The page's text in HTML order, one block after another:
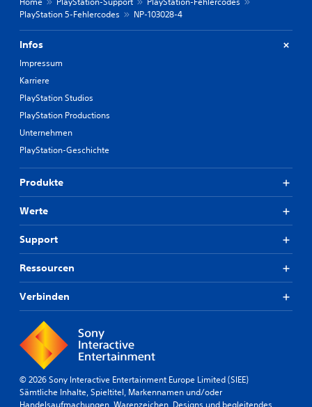
PlayStation 5-Fehlercodes
NP-103028-4
Infos
Impressum
Karriere
PlayStation Studios
PlayStation Productions
Unternehmen
PlayStation-Geschichte
Produkte
Werte
Support
Ressourcen
Verbinden
© 2026 Sony Interactive Entertainment Europe Limited (SIEE)
Sämtliche Inhalte, Spieltitel, Markennamen und/oder
Handelsaufmachungen, Warenzeichen, Designs und begleitendes